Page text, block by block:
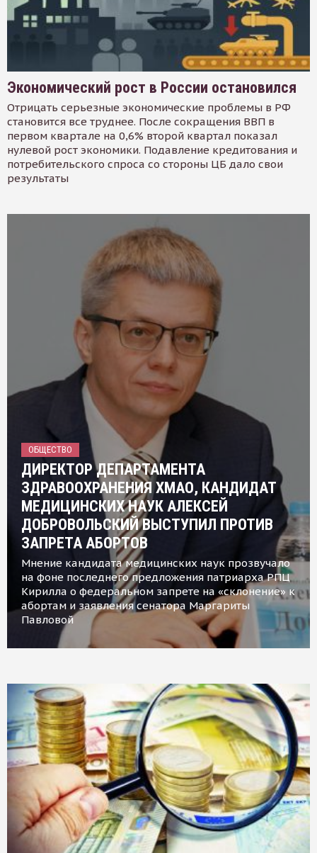
Экономический рост в России остановился
Отрицать серьезные экономические проблемы в РФ
становится все труднее. После сокращения ВВП в
первом квартале на 0,6% второй квартал показал
нулевой рост экономики. Подавление кредитования и
потребительского спроса со стороны ЦБ дало свои
результаты
ОБЩЕСТВО
ДИРЕКТОР ДЕПАРТАМЕНТА
ЗДРАВООХРАНЕНИЯ ХМАО, КАНДИДАТ
МЕДИЦИНСКИХ НАУК АЛЕКСЕЙ
ДОБРОВОЛЬСКИЙ ВЫСТУПИЛ ПРОТИВ
ЗАПРЕТА АБОРТОВ
Мнение кандидата медицинских наук прозвучало
на фоне последнего предложения патриарха РПЦ
Кирилла о федеральном запрете на «склонение» к
абортам и заявления сенатора Маргариты
Павловой